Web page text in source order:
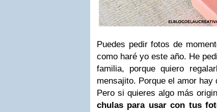
Puedes pedir fotos de
como haré yo este año. He
familia, porque quiero
mensajito. Porque el amor hay
Pero si quieres algo más
chulas para usar con tus